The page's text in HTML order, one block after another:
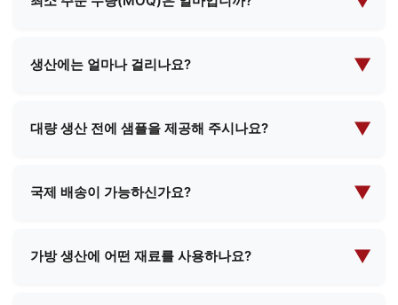
다. 구체적인 요구 사항을 알려주시면 최소 주문 수량
생산에는 얼마나 걸리나요? ▼
도에 따라 2주에서 4주 사이입니다. 주문 확정 시 구
대량 생산 전에 샘플을 제공해 주시나요? ▼
수 있습니다. 샘플 및 배송비에 대한 비용이 발생할
국제 배송이 가능하신가요? ▼
고 있으며 전 세계 대부분의 국가로 배송이 가능합니
가방 생산에 어떤 재료를 사용하나요? ▼